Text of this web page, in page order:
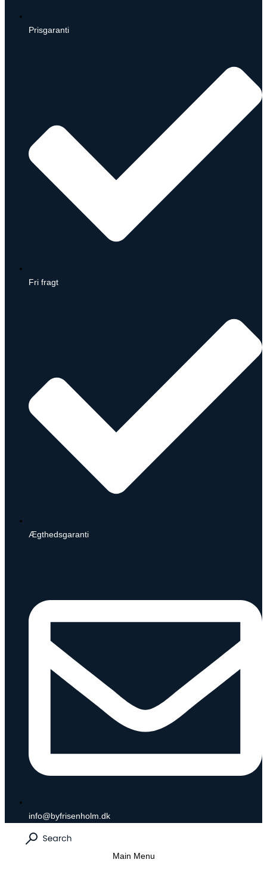
Prisgaranti
Fri fragt
Ægthedsgaranti
info@byfrisenholm.dk
Main Menu